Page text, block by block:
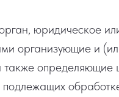
юридическое
организующие и
определяющие